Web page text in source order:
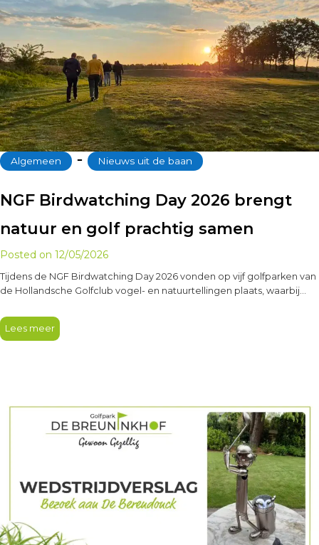
Algemeen ‐ Nieuws uit de baan
NGF Birdwatching Day 2026 brengt
natuur en golf prachtig samen
Posted on 12/05/2026
Tijdens de NGF Birdwatching Day 2026 vonden op vijf golfparken van
de Hollandsche Golfclub vogel- en natuurtellingen plaats, waarbij
Lees meer